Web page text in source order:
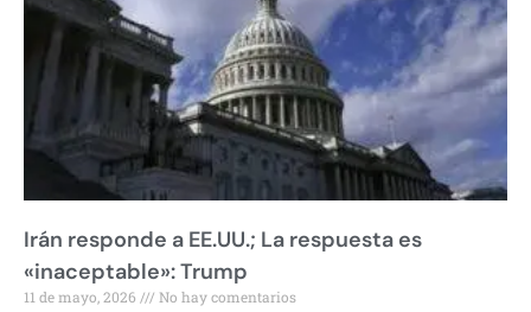
Irán responde a EE.UU.; La respuesta es
«inaceptable»: Trump
11 de mayo, 2026 No hay comentarios